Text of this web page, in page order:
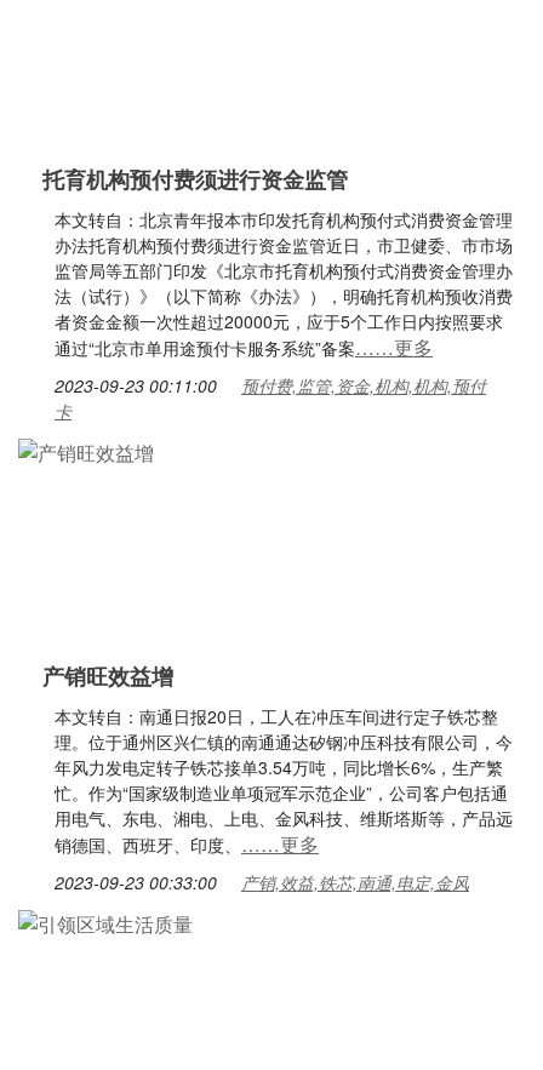
托育机构预付费须进行资金监管
本文转自：北京青年报本市印发托育机构预付式消费资金管理
办法托育机构预付费须进行资金监管近日，市卫健委、市市场
监管局等五部门印发《北京市托育机构预付式消费资金管理办
法（试行）》（以下简称《办法》），明确托育机构预收消费
者资金金额一次性超过20000元，应于5个工作日内按照要求
通过“北京市单用途预付卡服务系统”备案……更多
2023-09-23 00:11:00
预付费,监管,资金,机构,机构,预付
卡
产销旺效益增
本文转自：南通日报20日，工人在冲压车间进行定子铁芯整
理。位于通州区兴仁镇的南通通达矽钢冲压科技有限公司，今
年风力发电定转子铁芯接单3.54万吨，同比增长6%，生产繁
忙。作为“国家级制造业单项冠军示范企业”，公司客户包括通
用电气、东电、湘电、上电、金风科技、维斯塔斯等，产品远
销德国、西班牙、印度、 ……更多
2023-09-23 00:33:00 产销,效益,铁芯,南通,电定,金风